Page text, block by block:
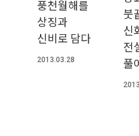
풍천월해를
상징과
신비로 담다
2013.03.28
붓
신
전
풀